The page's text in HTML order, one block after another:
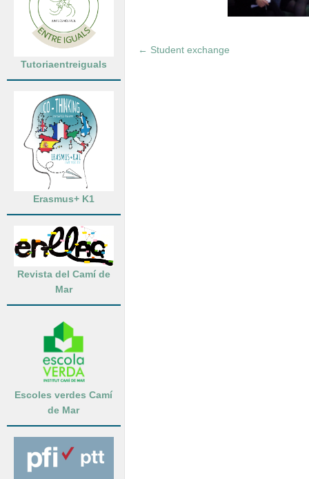
Tutoriaentreiguals
Erasmus+ K1
Revista del Camí de
Mar
Escoles verdes Camí
de Mar
← Student exchange